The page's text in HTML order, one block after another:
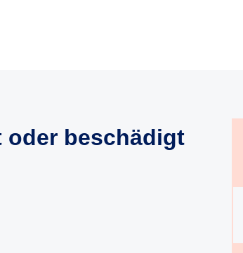
oder beschädigt